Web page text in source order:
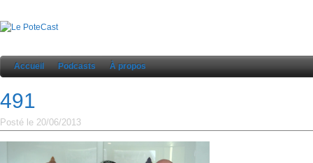
Accueil Podcasts À propos
491
Posté le 20/06/2013